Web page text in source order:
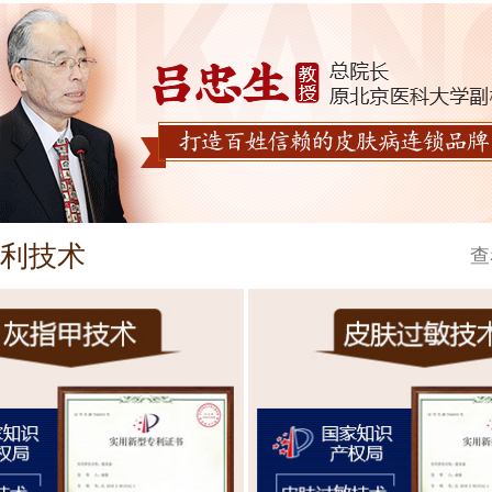
技术